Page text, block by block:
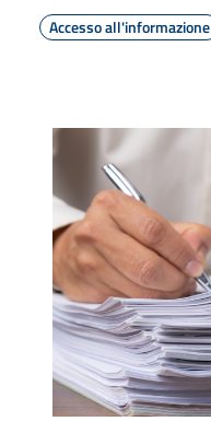
Accesso all'informazione